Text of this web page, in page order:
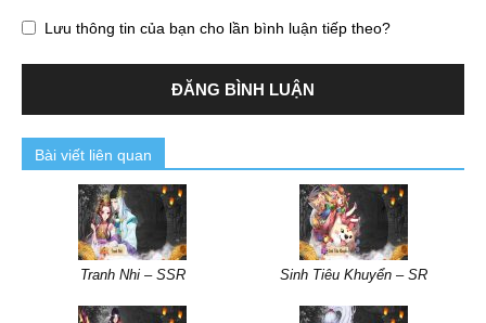
Lưu thông tin của bạn cho lần bình luận tiếp theo?
Bài viết liên quan
Tranh Nhi – SSR Sinh Tiêu Khuyển – SR